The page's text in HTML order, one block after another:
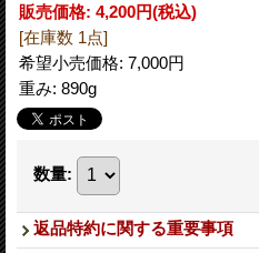
販売価格: 4,200円(税込)
[在庫数 1点]
希望小売価格: 7,000円
重み: 890g
数量:
返品特約に関する重要事項